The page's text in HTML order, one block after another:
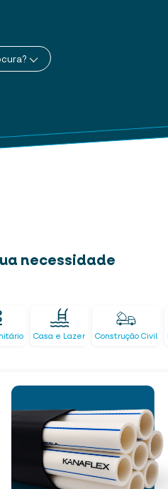
necessidade
Casa e Lazer Construção Civil